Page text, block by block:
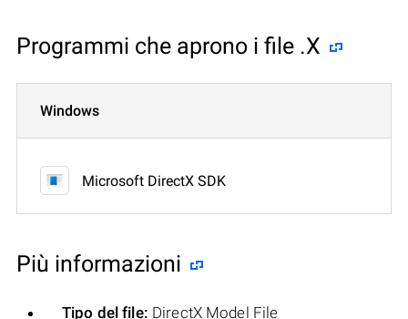
Programmi che aprono i file .X
Windows
Microsoft DirectX SDK
Più informazioni
Tipo del file: DirectX Model File